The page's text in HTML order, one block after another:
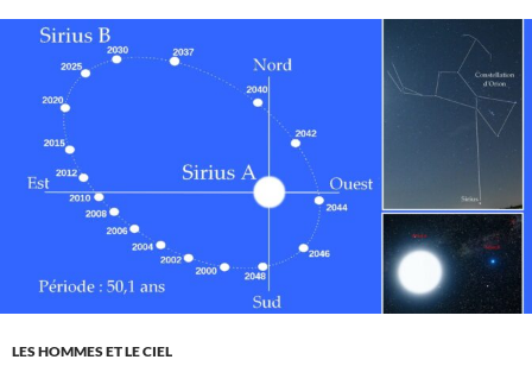
LES HOMMES ET LE CIEL